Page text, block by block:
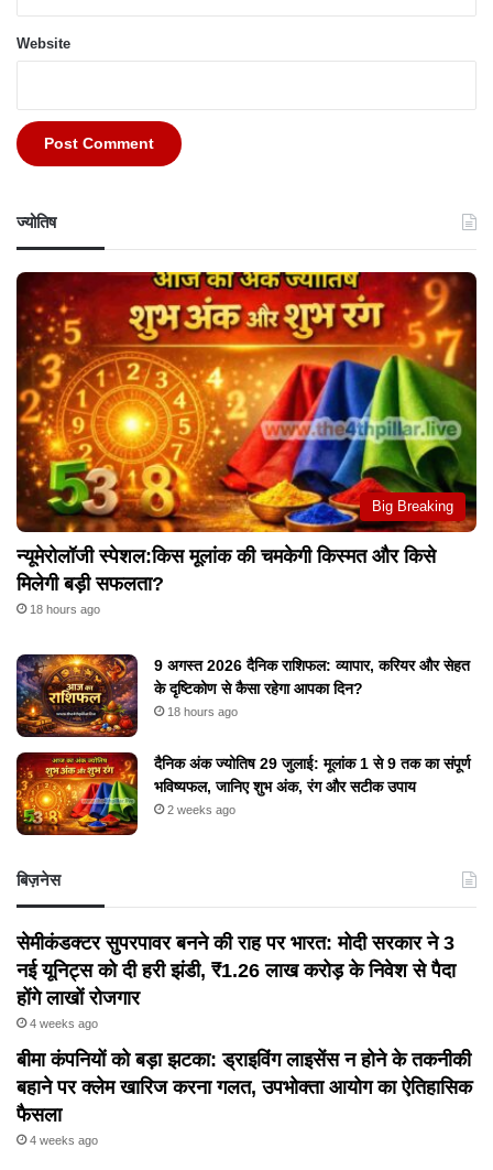
Website
ज्योतिष
Big Breaking
न्यूमेरोलॉजी स्पेशल:किस मूलांक की चमकेगी किस्मत और किसे
मिलेगी बड़ी सफलता?
18 hours ago
9 अगस्त 2026 दैनिक राशिफल: व्यापार, करियर और सेहत
के दृष्टिकोण से कैसा रहेगा आपका दिन?
18 hours ago
दैनिक अंक ज्योतिष 29 जुलाई: मूलांक 1 से 9 तक का संपूर्ण
भविष्यफल, जानिए शुभ अंक, रंग और सटीक उपाय
2 weeks ago
बिज़नेस
सेमीकंडक्टर सुपरपावर बनने की राह पर भारत: मोदी सरकार ने 3
नई यूनिट्स को दी हरी झंडी, ₹1.26 लाख करोड़ के निवेश से पैदा
होंगे लाखों रोजगार
4 weeks ago
बीमा कंपनियों को बड़ा झटका: ड्राइविंग लाइसेंस न होने के तकनीकी
बहाने पर क्लेम खारिज करना गलत, उपभोक्ता आयोग का ऐतिहासिक
फैसला
4 weeks ago